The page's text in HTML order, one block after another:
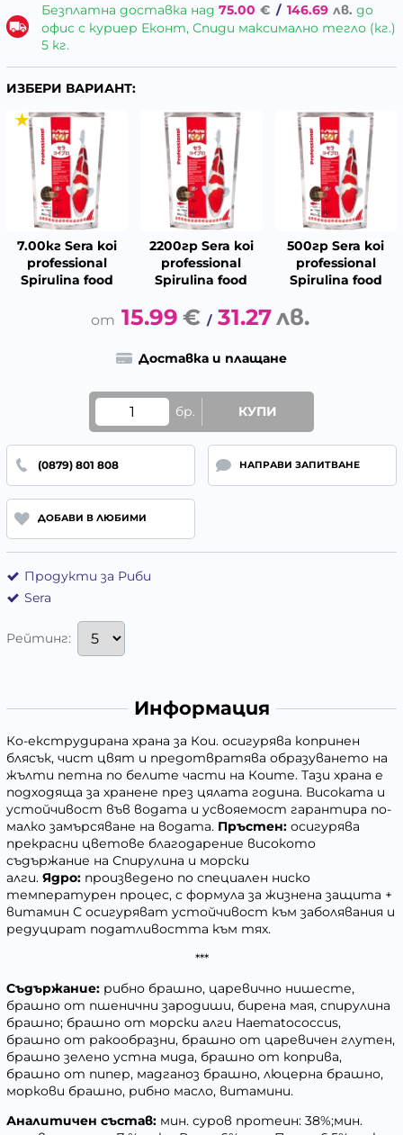
Безплатна доставка над 75.00 € / 146.69 лв. до
офис с куриер Еконт, Спиди максимално тегло (кг.)
5 кг.
ИЗБЕРИ ВАРИАНТ:
7.00кг Sera koi
professional
Spirulina food
2200гр Sera koi
professional
Spirulina food
500гр Sera koi
professional
Spirulina food
15.99 € / 31.27лв.
Доставка и плащане
бр. КУПИ
(0879) 801 808 НАПРАВИ ЗАПИТВАНЕ
ДОБАВИ В ЛЮБИМИ
Продукти за Риби
Sera
Рейтинг:
Информация
Ко-екструдирана храна за Кои. осигурява копринен
блясък, чист цвят и предотвратява образуването на
жълти петна по белите части на Коите. Тази храна е
подходяща за хранене през цялата година. Високата и
устойчивост във водата и усвояемост гарантира по-
малко замърсяване на водата. Пръстен: осигурява
прекрасни цветове благодарение високото
съдържание на Спирулина и морски
алги. Ядро: произведено по специален ниско
температурен процес, с формула за жизнена защита +
витамин С осигуряват устойчивост към заболявания и
редуцират податливостта към тях.
***
Съдържание: рибно брашно, царевично нишесте,
брашно от пшенични зародиши, бирена мая, спирулина
брашно; брашно от морски алги Haematococcus,
брашно от ракообразни, брашно от царевичен глутен,
брашно зелено устна мида, брашно от коприва,
брашно от пипер, мадганоз брашно, люцерна брашно,
моркови брашно, рибно масло, витамини.
Аналитичен състав: мин. суров протеин: 38%;мин.